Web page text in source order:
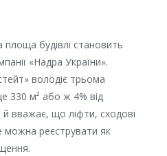
будівлі становить
«Надра України».
володіє трьома
330 м² або ж 4% від
й вважає, що ліфти, сходові
можна реєструвати як